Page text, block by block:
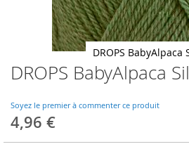
DROPS BabyAlpaca
Soyez le premier à commenter ce produit
4,96 €
DROPS BabyAlpaca
Skip
to
beginning
of
the